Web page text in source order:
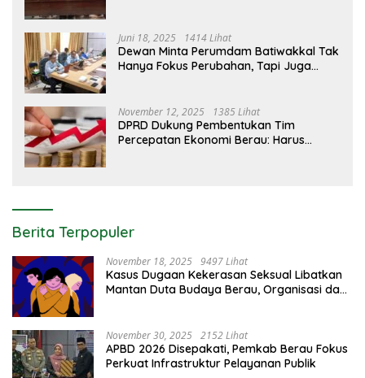
Juni 18, 2025 1414 Lihat
Dewan Minta Perumdam Batiwakkal Tak
Hanya Fokus Perubahan, Tapi Juga
November 12, 2025 1385 Lihat
DPRD Dukung Pembentukan Tim
Percepatan Ekonomi Berau: Harus
Berita Terpopuler
November 18, 2025 9497 Lihat
Kasus Dugaan Kekerasan Seksual Libatkan
Mantan Duta Budaya Berau, Organisasi dan
November 30, 2025 2152 Lihat
APBD 2026 Disepakati, Pemkab Berau Fokus
Perkuat Infrastruktur Pelayanan Publik